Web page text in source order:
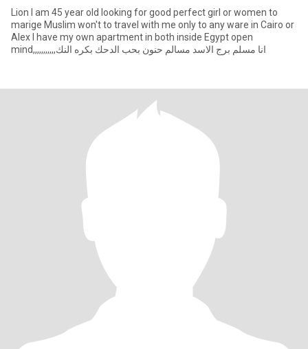
Lion I am 45 year old looking for good perfect girl or women to
marige Muslim won't to travel with me only to any ware in Cairo or
Alex I have my own apartment in both inside Egypt open
mind,,,,,,,,,,,انا مسلم برج الاسد مسالم حنون بحب الدحك بكره النك